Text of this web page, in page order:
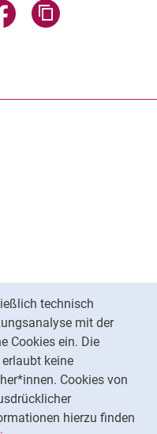
technisch
mit der
Cookies ein. Die
keine
Cookies von
hierzu finden
teilen
über WhatsApp teilen
Seite über Facebook